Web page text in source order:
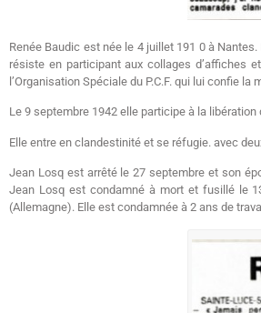
Renée Baudic est née le 4 juillet 191 0 à
résiste en participant aux collages d’affiches
l’Organisation Spéciale du P.C.F. qui lui confie
Le 9 septembre 1942 elle participe à la
Elle entre en clandestinité et se réfugie. avec
Jean Losq est arrêté le 27 septembre et son
Jean Losq est condamné à mort et fusillé le
(Allemagne). Elle est condamnée à 2 ans de